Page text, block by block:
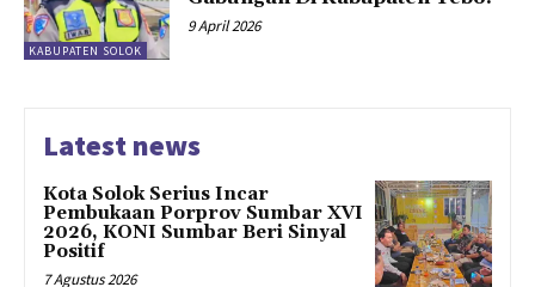
KABUPATEN SOLOK
9 April 2026
Latest news
Kota Solok Serius Incar
Pembukaan Porprov Sumbar XVI
2026, KONI Sumbar Beri Sinyal
Positif
7 Agustus 2026